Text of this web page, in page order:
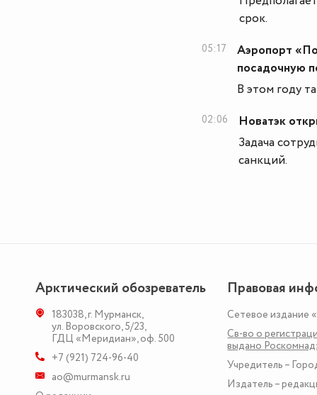
срок.
05:17
Аэропорт
посадочную
В этом году
02:06
Новатэк
Задача
санкций.
Арктический обозреватель
183038,г. Мурманск,
ул. Воровского, 5/23,
ГДЦ «Меридиан», оф. 500
+7 (921) 724-96-40
ao@murmansk.ru
Правовая
Сетевое издание
Св-во о
выдано
Учредитель –
Издатель –